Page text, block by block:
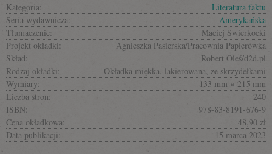
Kategoria:
Literatura faktu
Seria wydawnicza:
Amerykańska
Tłumaczenie:
Maciej Świerkocki
Projekt okładki:
Agnieszka Pasierska/Pracownia Papierówka
Skład:
Robert Oleś/d2d.pl
Rodzaj okładki:
Okładka miękka, lakierowana, ze skrzydełkami
Wymiary:
133 mm × 215 mm
Liczba stron:
240
ISBN:
978-83-8191-676-9
Cena okładkowa:
48,90 zł
Data publikacji:
15 marca 2023